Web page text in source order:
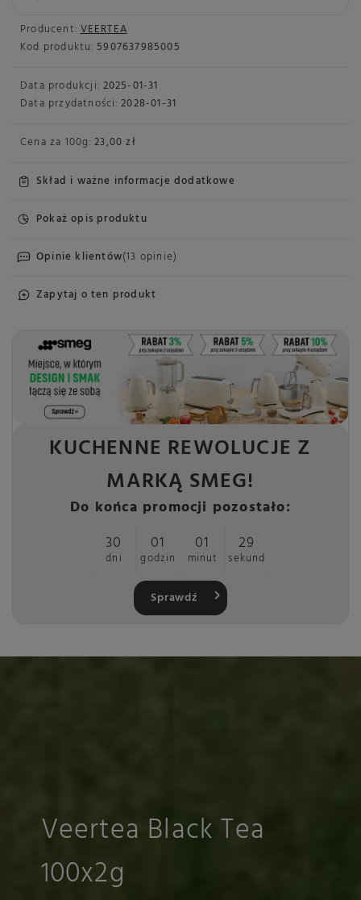
Producent: VEERTEA
Kod produktu: 5907637985005
Data produkcji: 2025-01-31
Data przydatności: 2028-01-31
Cena za 100g: 23,00 zł
Skład i ważne informacje dodatkowe
Pokaż opis produktu
Opinie klientów(13 opinie)
Zapytaj o ten produkt
KUCHENNE REWOLUCJE Z
MARKĄ SMEG!
Do końca promocji pozostało:
30
dni
01
godzin
01
minut
29
sekund
Sprawdź
Veertea Black Tea
100x2g